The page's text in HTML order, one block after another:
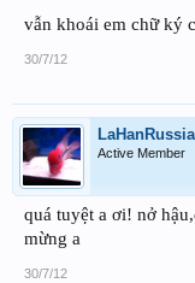
vẫn khoái em chữ ký
30/7/12
Active Member
quá tuyệt a ơi! nở
mừng a
30/7/12